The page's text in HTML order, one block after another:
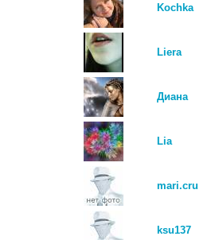
Kochka
Liera
Диана
Lia
mari.cru
ksu137